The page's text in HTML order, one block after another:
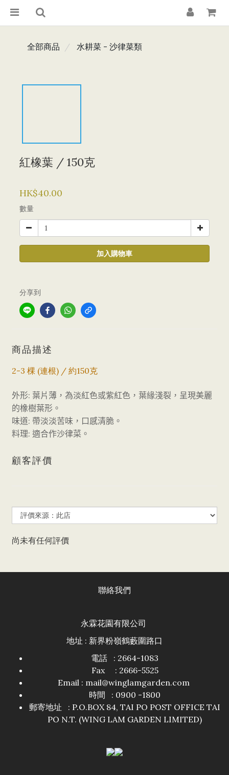
全部商品 水耕菜 - 沙律菜類
紅橡葉 / 150克
HK$40.00
數量
加入購物車
分享到
商品描述
2-3 棵 (連根) / 約150克
外形: 葉片薄，為淡紅色或紫紅色，葉緣淺裂，呈現美麗
的橡樹葉形。
味道: 帶淡淡苦味，口感清脆。
料理: 適合作沙律菜。
顧客評價
尚未有任何評價
聯絡我們
永霖花園有限公司
地址 : 新界粉嶺鶴藪圍路口
電話 : 2664-1083
Fax : 2666-5525
Email : mail@winglamgarden.com
時間 : 0900 -1800
郵寄地址 : P.O.BOX 84, TAI PO POST OFFICE TAI
PO N.T. (WING LAM GARDEN LIMITED)